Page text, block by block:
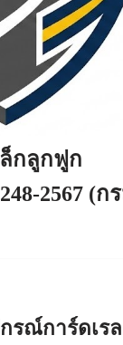
ล็กลูกฟูก
2567 (ก
รณ์การ์ดเร